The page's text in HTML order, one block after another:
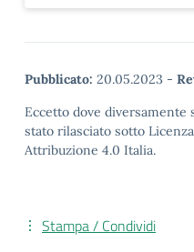
Pubblicato: 20.05.2023 -
Eccetto dove diversamente
stato rilasciato sotto
Attribuzione 4.0 Italia.
Stampa / Condividi